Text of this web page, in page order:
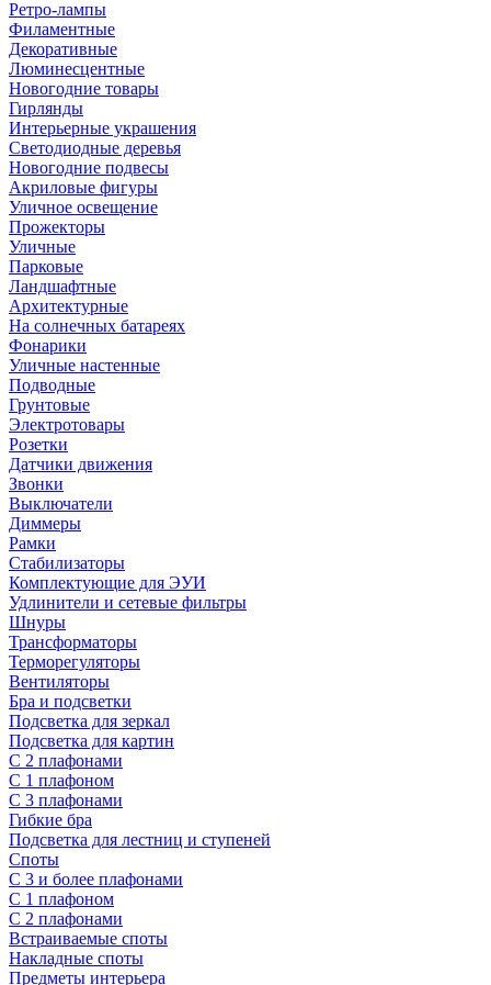
Ретро-лампы
Филаментные
Декоративные
Люминесцентные
Новогодние товары
Гирлянды
Интерьерные украшения
Светодиодные деревья
Новогодние подвесы
Акриловые фигуры
Уличное освещение
Прожекторы
Уличные
Парковые
Ландшафтные
Архитектурные
На солнечных батареях
Фонарики
Уличные настенные
Подводные
Грунтовые
Электротовары
Розетки
Датчики движения
Звонки
Выключатели
Диммеры
Рамки
Стабилизаторы
Комплектующие для ЭУИ
Удлинители и сетевые фильтры
Шнуры
Трансформаторы
Терморегуляторы
Вентиляторы
Бра и подсветки
Подсветка для зеркал
Подсветка для картин
С 2 плафонами
С 1 плафоном
С 3 плафонами
Гибкие бра
Подсветка для лестниц и ступеней
Споты
С 3 и более плафонами
С 1 плафоном
С 2 плафонами
Встраиваемые споты
Накладные споты
Предметы интерьера